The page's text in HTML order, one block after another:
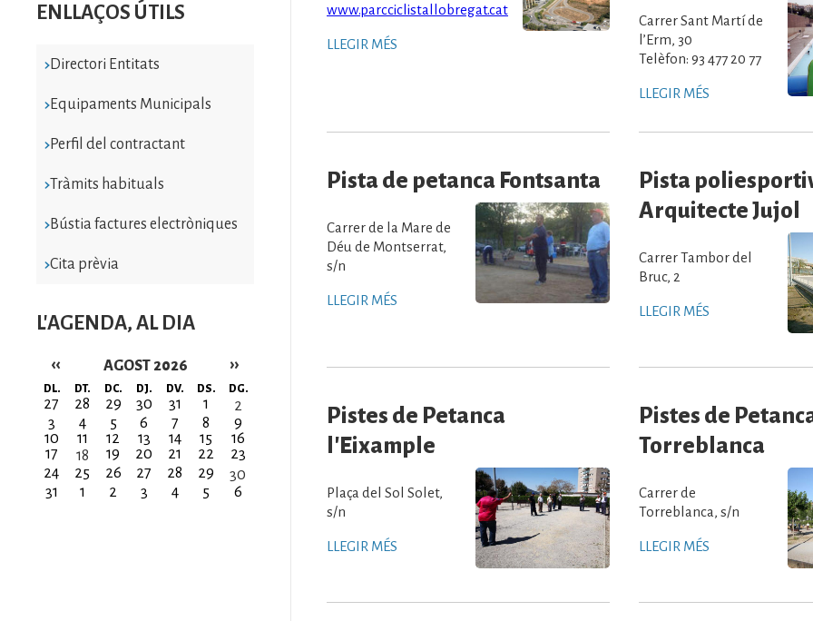
ENLLAÇOS ÚTILS
Directori Entitats
Equipaments Municipals
Perfil del contractant
Tràmits habituals
Bústia factures electròniques
Cita prèvia
L'AGENDA, AL DIA
AGOST 2026
Paginació
‹‹ ››
DL. DT. DC. DJ. DV. DS. DG.
27 28 29 30 31 1
2
3
4 5 6 7 8
9
10
11 12 13 14 15
16
17
18 19 20 21 22
23
24
25 26 27 28 29
30
31
1 2 3 4 5 6
www.parcciclistallobregat.cat
LLEGIR MÉS
Carrer Sant Martí de
l’Erm, 30
Telèfon: 93 477 20 77
LLEGIR MÉS
Pista de petanca Fontsanta
Carrer de la Mare de
Déu de Montserrat,
s/n
LLEGIR MÉS
Pista
Arquitecte Jujol
Carrer Tambor del
Bruc, 2
LLEGIR MÉS
Pistes de Petanca
l'Eixample
Plaça del Sol Solet,
s/n
LLEGIR MÉS
Pistes de
Torreblanca
Carrer de
Torreblanca, s/n
LLEGIR MÉS